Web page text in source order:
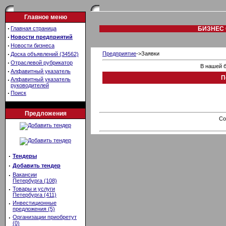
Главное меню
· Главная страница
· Новости предприятий
· Новости бизнеса
· Доска объявлений (34562)
· Отраслевой рубрикатор
· Алфавитный указатель
· Алфавитный указатель
руководителей
· Поиск
Предложения
· Тендеры
· Добавить тендер
· Вакансии
Петербурга (108)
· Товары и услуги
Петербурга (411)
· Инвестиционные
предложения (5)
· Организации приобретут
(0)
БИЗНЕС
Предприятие->Заявки
В нашей